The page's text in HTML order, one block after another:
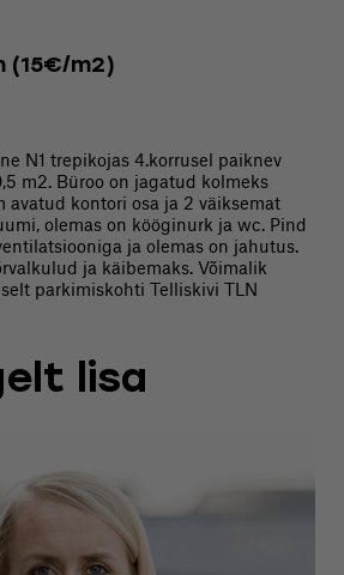
(15€/m2)
N1 trepikojas 4.korrusel paiknev
m2. Büroo on jagatud kolmeks
avatud kontori osa ja 2 väiksemat
olemas on kööginurk ja wc. Pind
ja olemas on jahutus.
ja käibemaks. Võimalik
parkimiskohti Telliskivi TLN
lisa